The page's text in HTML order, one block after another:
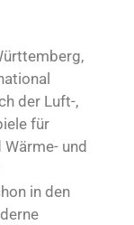
der Luft-,
für
und
in den